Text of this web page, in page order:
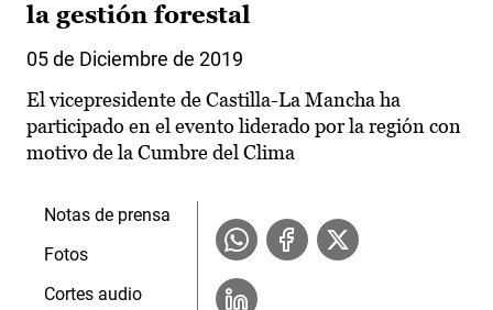
la gestión forestal
05 de Diciembre de 2019
El vicepresidente de Castilla-La Mancha ha
participado en el evento liderado por la región con
motivo de la Cumbre del Clima
Notas de prensa
Fotos
Cortes audio